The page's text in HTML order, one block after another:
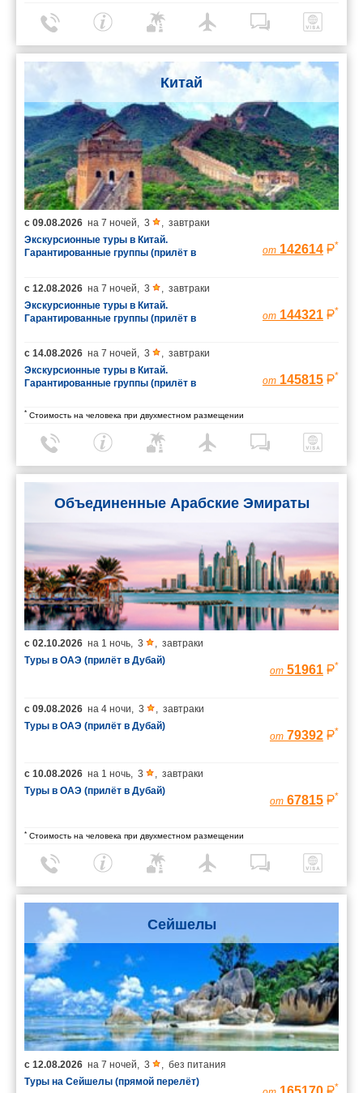
Китай
с 09.08.2026 на 7 ночей, 3 , завтраки
Экскурсионные туры в Китай.
Гарантированные группы (прилёт в
от 142614 *
с 12.08.2026 на 7 ночей, 3 , завтраки
Экскурсионные туры в Китай.
Гарантированные группы (прилёт в
от 144321 *
с 14.08.2026 на 7 ночей, 3 , завтраки
Экскурсионные туры в Китай.
Гарантированные группы (прилёт в
от 145815 *
* Стоимость на человека при двухместном размещении
Объединенные Арабские Эмираты
с 02.10.2026 на 1 ночь, 3 , завтраки
Туры в ОАЭ (прилёт в Дубай)
от 51961 *
с 09.08.2026 на 4 ночи, 3 , завтраки
Туры в ОАЭ (прилёт в Дубай)
от 79392 *
с 10.08.2026 на 1 ночь, 3 , завтраки
Туры в ОАЭ (прилёт в Дубай)
от 67815 *
* Стоимость на человека при двухместном размещении
Сейшелы
с 12.08.2026 на 7 ночей 3
без питания
Туры на Сейшелы (прямой перелёт)
*